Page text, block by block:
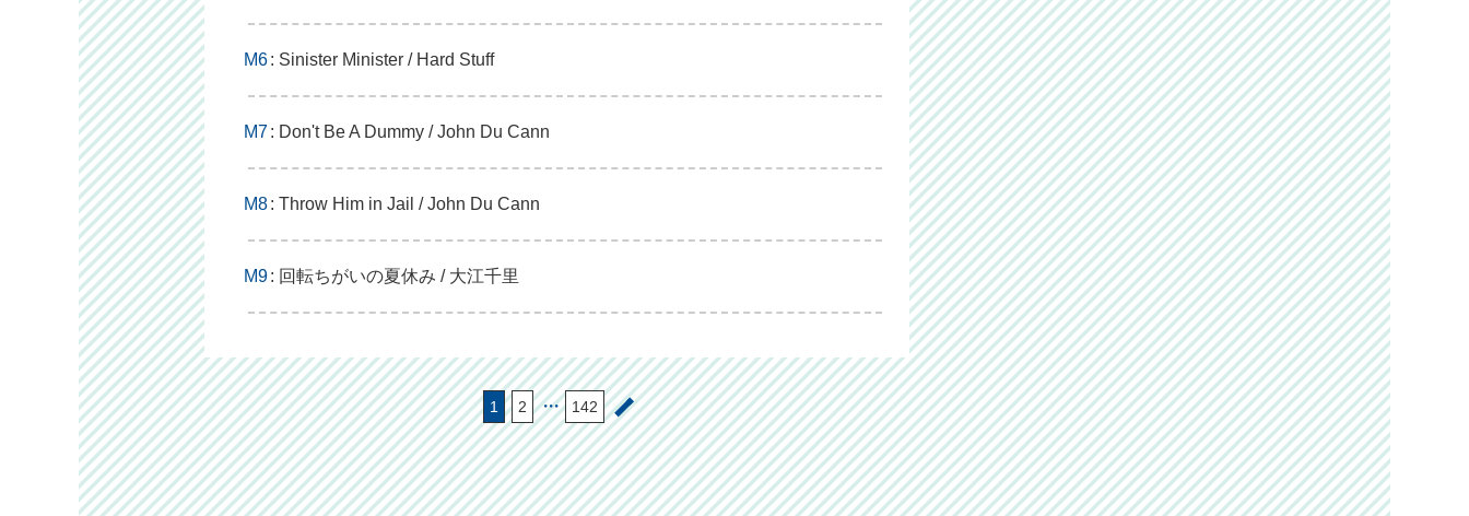
M6: Sinister Minister / Hard Stuff
M7: Don't Be A Dummy / John Du Cann
M8: Throw Him in Jail / John Du Cann
M9: 回転ちがいの夏休み / 大江千里
1 2 ・・・ 142